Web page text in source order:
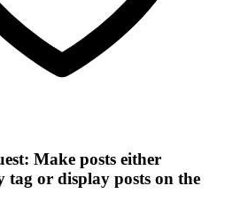
Make posts either
tag or display posts on the